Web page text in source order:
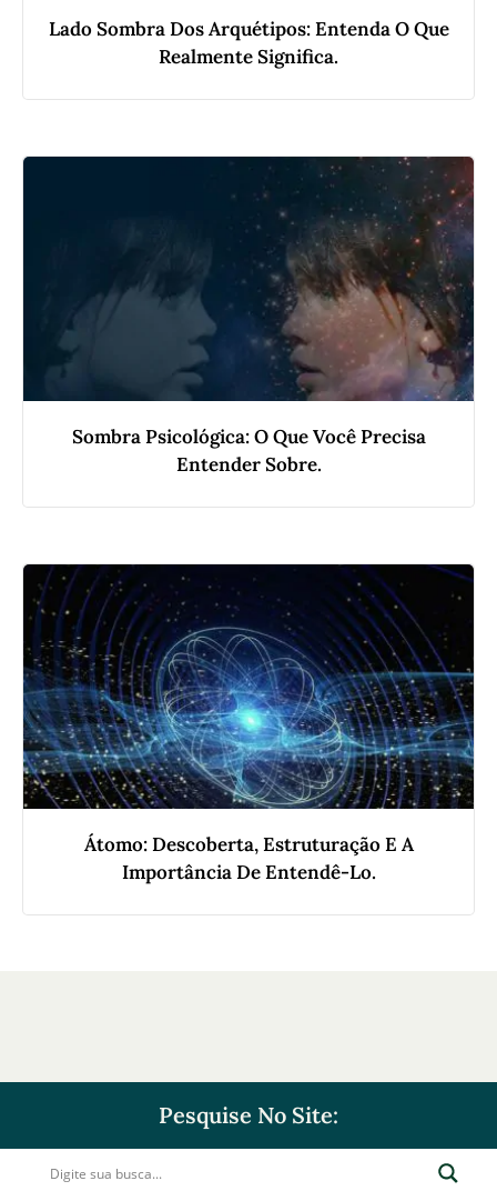
Lado Sombra Dos Arquétipos: Entenda O Que
Realmente Significa.
Sombra Psicológica: O Que Você Precisa
Entender Sobre.
Átomo: Descoberta, Estruturação E A
Importância De Entendê-Lo.
Pesquise No Site: